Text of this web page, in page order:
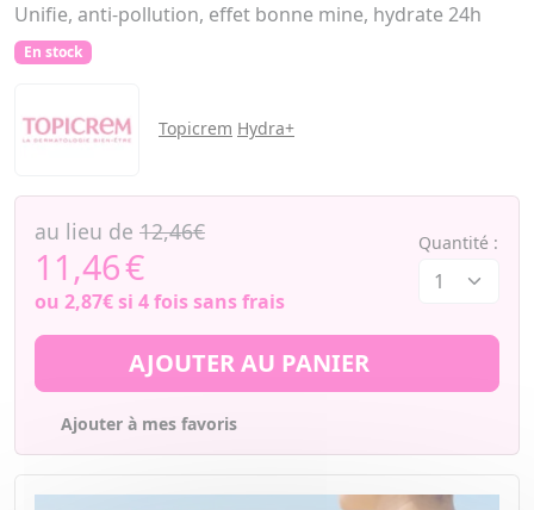
Unifie, anti-pollution, effet bonne mine, hydrate 24h
En stock
Topicrem Hydra+
au lieu de 12,46€
11,46€
ou 2,87€si 4 fois sans frais
Quantité :
AJOUTER AU PANIER
Ajouter à mes favoris